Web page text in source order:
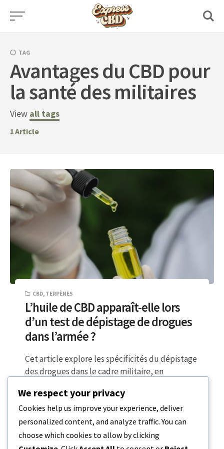
Skip
TAG
Avantages du CBD pour
la santé des militaires
View all tags
1Article
CBD, TERPÈNES
L’huile de CBD apparaît-elle lors
d’un test de dépistage de drogues
dans l’armée ?
Cet article explore les spécificités du dépistage
des drogues dans le cadre militaire, en
et…
6 MINUTES DE LECTURE 20 DÉCEMBRE 2023
We respect your privacy
Cookies help us improve your experience, deliver
personalized content, and analyze traffic. You can
choose which cookies to allow by clicking